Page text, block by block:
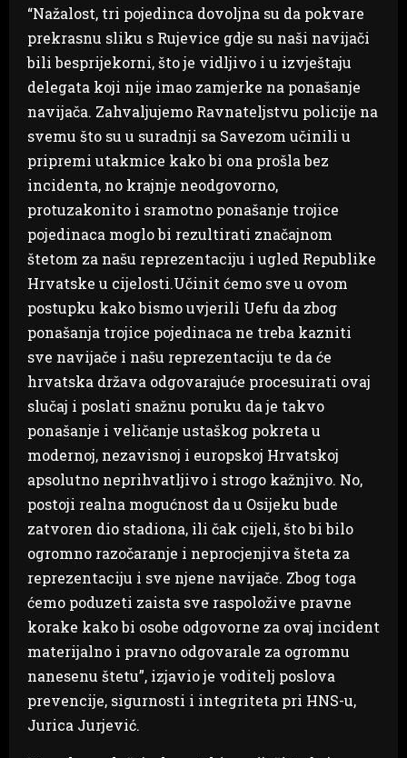
“Nažalost, tri pojedinca dovoljna su da pokvare
prekrasnu sliku s Rujevice gdje su naši navijači
bili besprijekorni, što je vidljivo i u izvještaju
delegata koji nije imao zamjerke na ponašanje
navijača. Zahvaljujemo Ravnateljstvu policije na
svemu što su u suradnji sa Savezom učinili u
pripremi utakmice kako bi ona prošla bez
incidenta, no krajnje neodgovorno,
protuzakonito i sramotno ponašanje trojice
pojedinaca moglo bi rezultirati značajnom
štetom za našu reprezentaciju i ugled Republike
Hrvatske u cijelosti.Učinit ćemo sve u ovom
postupku kako bismo uvjerili Uefu da zbog
ponašanja trojice pojedinaca ne treba kazniti
sve navijače i našu reprezentaciju te da će
hrvatska država odgovarajuće procesuirati ovaj
slučaj i poslati snažnu poruku da je takvo
ponašanje i veličanje ustaškog pokreta u
modernoj, nezavisnoj i europskoj Hrvatskoj
apsolutno neprihvatljivo i strogo kažnjivo. No,
postoji realna mogućnost da u Osijeku bude
zatvoren dio stadiona, ili čak cijeli, što bi bilo
ogromno razočaranje i neprocjenjiva šteta za
reprezentaciju i sve njene navijače. Zbog toga
ćemo poduzeti zaista sve raspoložive pravne
korake kako bi osobe odgovorne za ovaj incident
materijalno i pravno odgovarale za ogromnu
nanesenu štetu”, izjavio je voditelj poslova
prevencije, sigurnosti i integriteta pri HNS-u,
Jurica Jurjević.